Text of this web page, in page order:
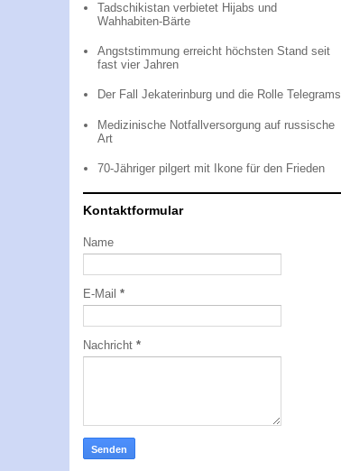
Tadschikistan verbietet Hijabs und
Wahhabiten-Bärte
Angststimmung erreicht höchsten Stand seit
fast vier Jahren
Der Fall Jekaterinburg und die Rolle Telegrams
Medizinische Notfallversorgung auf russische
Art
70-Jähriger pilgert mit Ikone für den Frieden
Kontaktformular
Name
E-Mail *
Nachricht *